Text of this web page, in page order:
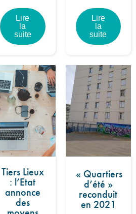
Lire
la
suite
Lire
la
suite
Tiers Lieux
: l’Etat
annonce
des
« Quartiers
d’été »
reconduit
en 2021